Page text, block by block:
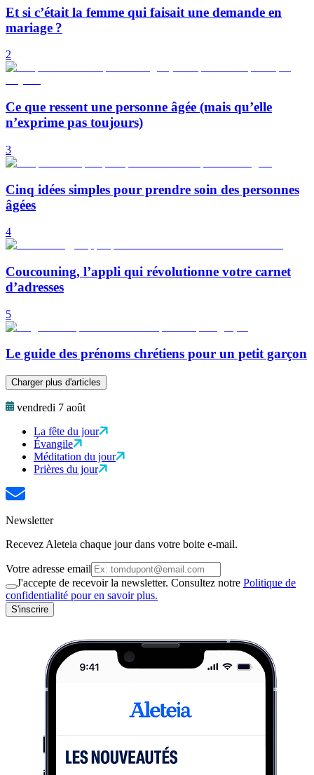
Et si c’était la femme qui faisait une demande en
mariage ?
2
Ce que ressent une personne âgée (mais qu’elle
n’exprime pas toujours)
3
Cinq idées simples pour prendre soin des personnes
âgées
4
Coucouning, l’appli qui révolutionne votre carnet
d’adresses
5
Le guide des prénoms chrétiens pour un petit garçon
Charger plus d'articles
vendredi 7 août
La fête du jour
Évangile
Méditation du jour
Prières du jour
Newsletter
Recevez Aleteia chaque jour dans votre boite e-mail.
Votre adresse email
J'accepte de recevoir la newsletter. Consultez notre Politique de
confidentialité pour en savoir plus.
S'inscrire